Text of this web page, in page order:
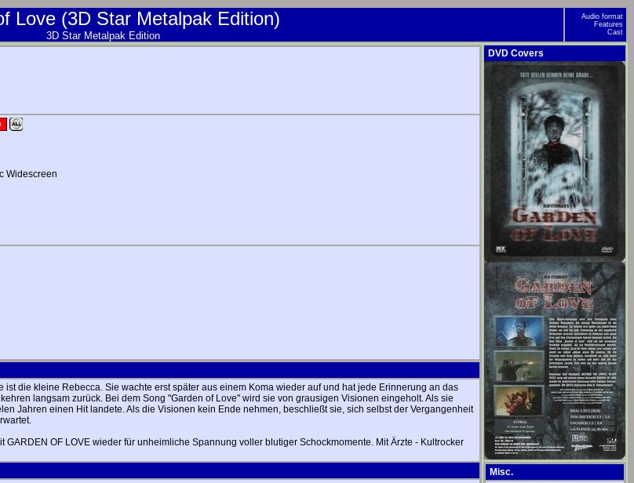
Love (3D Star Metalpak Edition)
3D Star Metalpak Edition
Audio format
Features
Cast
Widescreen
die kleine Rebecca. Sie wachte erst später aus einem Koma wieder auf und hat jede Erinnerung an das
langsam zurück. Bei dem Song "Garden of Love" wird sie von grausigen Visionen eingeholt. Als sie
Jahren einen Hit landete. Als die Visionen kein Ende nehmen, beschließt sie, sich selbst der Vergangenheit
OF LOVE wieder für unheimliche Spannung voller blutiger Schockmomente. Mit Ärzte - Kultrocker
DVD Covers
Misc.